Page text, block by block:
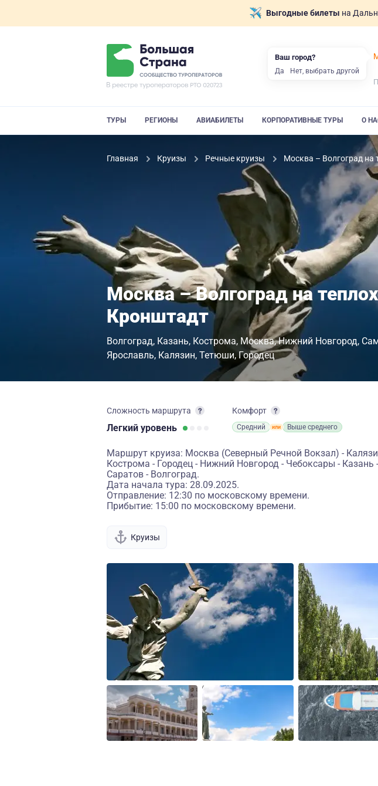
Выгодные билеты на
ТУРЫ РЕГИОНЫ АВИАБИЛЕТЫ КОРПОРАТИВНЫЕ ТУРЫ О
Главная Круизы Речные круизы Москва – Волгоград на
Москва – Волгоград на
Кронштадт
Волгоград Казань Кострома Москва Нижний Новгород
Ярославль Калязин Тетюши Городец
Сложность маршрута
Легкий уровень
Комфорт
Средний Выше среднего
Маршрут круиза: Москва (Северный Речной Вокзал) -
Кострома - Городец - Нижний Новгород - Чебоксары -
Саратов - Волгоград.
Дата начала тура: 28.09.2025.
Отправление: 12:30 по московскому времени.
Прибытие: 15:00 по московскому времени.
Круизы
Ваш город?
Да Нет, выбрать другой